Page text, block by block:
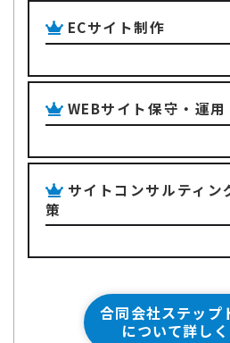
ECサイト制作
WEBサイト保守・運用
サイトコンサルティン
策
合同会社ステップ
について詳し